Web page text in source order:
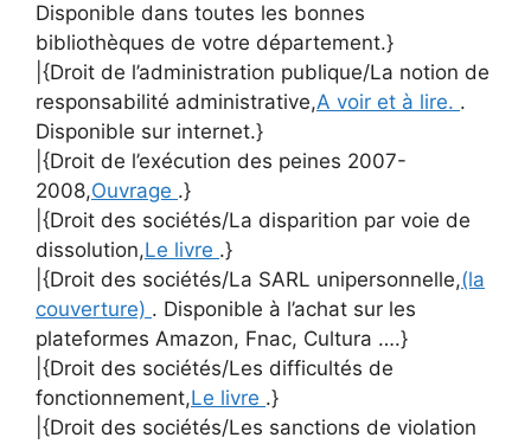
Disponible dans toutes les bonnes
bibliothèques de votre département.}
|{Droit de l’administration publique/La notion de
responsabilité administrative,A voir et à lire. .
Disponible sur internet.}
|{Droit de l’exécution des peines 2007-
2008,Ouvrage .}
|{Droit des sociétés/La disparition par voie de
dissolution,Le livre .}
|{Droit des sociétés/La SARL unipersonnelle,(la
couverture) . Disponible à l’achat sur les
plateformes Amazon, Fnac, Cultura ….}
|{Droit des sociétés/Les difficultés de
fonctionnement,Le livre .}
|{Droit des sociétés/Les sanctions de violation